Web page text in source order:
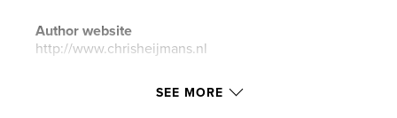
Author website
http://www.chrisheijmans.nl
Features & Details
SEE MORE